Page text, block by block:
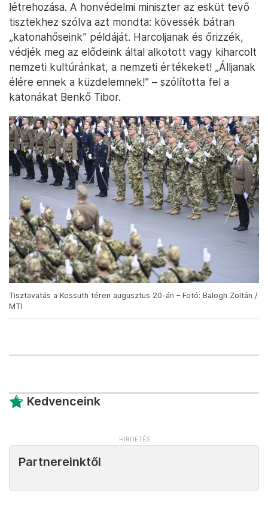
létrehozása. A honvédelmi miniszter az esküt tevő
tisztekhez szólva azt mondta: kövessék bátran
„katonahőseink” példáját. Harcoljanak és őrizzék,
védjék meg az elődeink által alkotott vagy kiharcolt
nemzeti kultúránkat, a nemzeti értékeket! „Álljanak
élére ennek a küzdelemnek!” – szólította fel a
katonákat Benkő Tibor.
Tisztavatás a Kossuth téren augusztus 20-án – Fotó: Balogh Zoltán /
MTI
Kedvenceink
Partnereinktől